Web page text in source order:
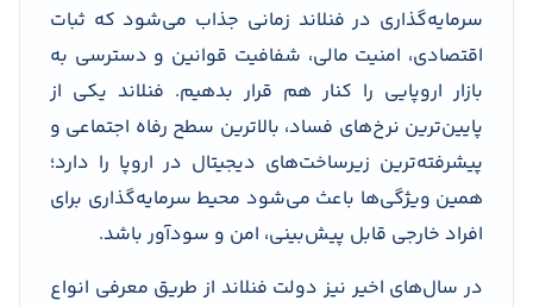
سرمایه‌گذاری در فنلاند زمانی جذاب می‌شود که ثبات
اقتصادی، امنیت مالی، شفافیت قوانین و دسترسی به
بازار اروپایی را کنار هم قرار بدهیم. فنلاند یکی از
پایین‌ترین نرخ‌های فساد، بالاترین سطح رفاه اجتماعی و
پیشرفته‌ترین زیرساخت‌های دیجیتال در اروپا را دارد؛
همین ویژگی‌ها باعث می‌شود محیط سرمایه‌گذاری برای
افراد خارجی قابل پیش‌بینی، امن و سودآور باشد.
در سال‌های اخیر نیز دولت فنلاند از طریق معرفی انواع